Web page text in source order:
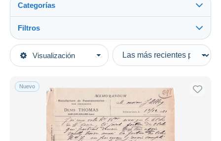
Visualización
Categorías
Categorías principales
Facturas & documentos mercantiles
Ver todo
Alemania
Filtros
Tipo de venta
Activas
Subasta con ofertas
Subastas sin pujas
Casa de subastas
Vendidos
Nuevo